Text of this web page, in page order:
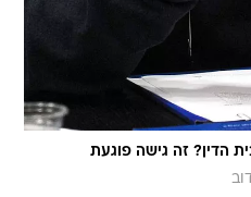
הדין? זה גישה פוגעת